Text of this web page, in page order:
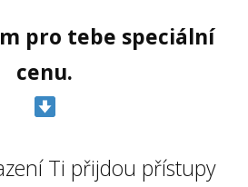
pro tebe speciální
cenu.
Ti přijdou přístupy